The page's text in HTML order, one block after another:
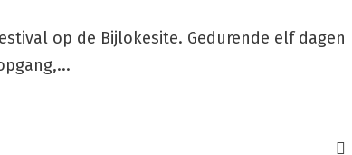
op de Bijlokesite. Gedurende elf dagen